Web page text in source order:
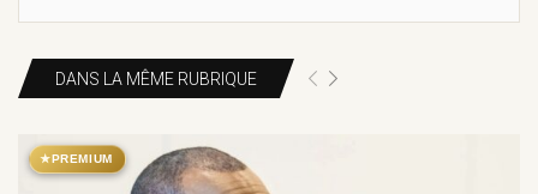
DANS LA MÊME RUBRIQUE
★ PREMIUM